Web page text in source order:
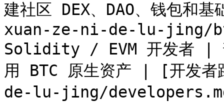
建社区 DEX、DAO、钱包
xuan-ze-ni-de-lu-jing/
Solidity / EVM 开发者 | 部
用 BTC 原生资产 | [开
de-lu-jing/